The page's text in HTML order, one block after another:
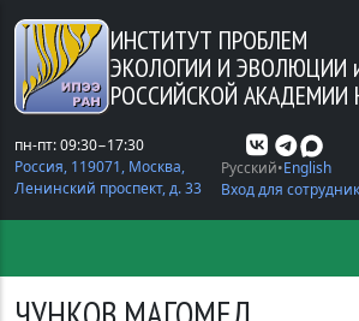
Перейти к основному содержанию
ИНСТИТУТ ПРОБЛЕМ
ЭКОЛОГИИ И ЭВОЛЮЦИИ
РОССИЙСКОЙ АКАДЕМИИ
пн-пт: 09:30−17:30
Россия, 119071, Москва,
Ленинский проспект, д. 33
Русский English
Вход для